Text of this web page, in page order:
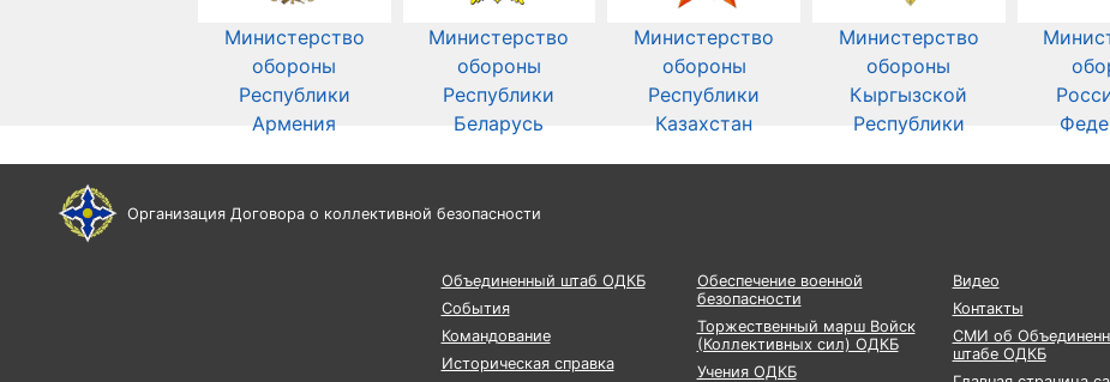
Министерство
обороны
Республики
Армения
Министерство
обороны
Республики
Беларусь
Министерство
обороны
Республики
Казахстан
Министерство
обороны
Кыргызской
Республики
Организация Договора о коллективной безопасности
Объединенный штаб ОДКБ
События
Командование
Историческая справка
Обеспечение военной
безопасности
Торжественный марш Войск
(Коллективных сил) ОДКБ
Учения ОДКБ
Видео
Контакты
СМИ об
штабе ОДКБ